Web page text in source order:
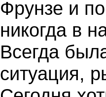
Фрунзе и
никогда в
Всегда
ситуация,